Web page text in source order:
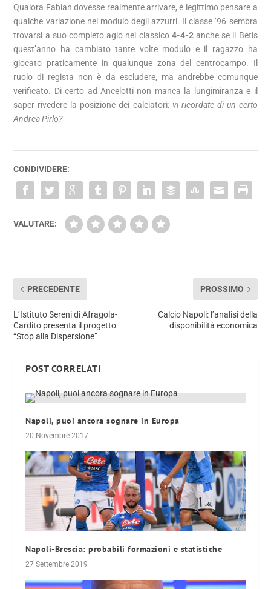
Qualora Fabian dovesse realmente arrivare, è legittimo pensare a
qualche variazione nel modulo degli azzurri. Il classe ’96 sembra
trovarsi a suo completo agio nel classico 4-4-2anche se il Betis
quest’anno ha cambiato tante volte modulo e il ragazzo ha
giocato praticamente in qualunque zona del centrocampo.
Il
ruolo di regista non è da escludere, ma andrebbe comunque
verificato. Di certo ad Ancelotti non manca la lungimiranza e il
saper rivedere la posizione dei calciatori: vi ricordate di un certo
Andrea Pirlo?
CONDIVIDERE:
VALUTARE:
PRECEDENTE
L’Istituto Sereni di Afragola-
Cardito presenta il progetto
“Stop alla Dispersione”
PROSSIMO
Calcio Napoli: l’analisi della
disponibilità economica
POST CORRELATI
Napoli, puoi ancora sognare in Europa
20 Novembre 2017
Napoli-Brescia: probabili formazioni e statistiche
27 Settembre 2019